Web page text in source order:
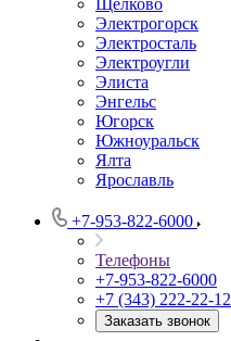
Щёлково
Электрогорск
Электросталь
Электроугли
Элиста
Энгельс
Югорск
Южноуральск
Ялта
Ярославль
+7-953-822-6000
Телефоны
+7-953-822-6000
+7 (343) 222-22-12
Заказать звонок